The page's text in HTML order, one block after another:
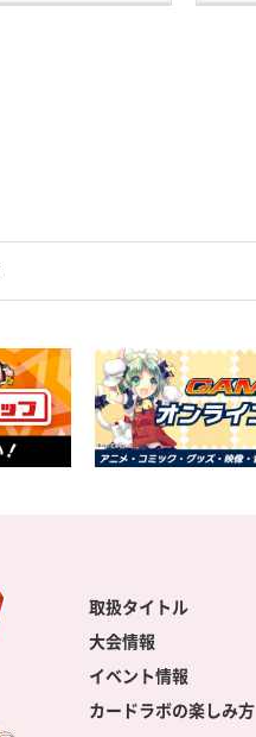
取扱タイトル
大会情報
イベント情報
カードラボの楽しみ方